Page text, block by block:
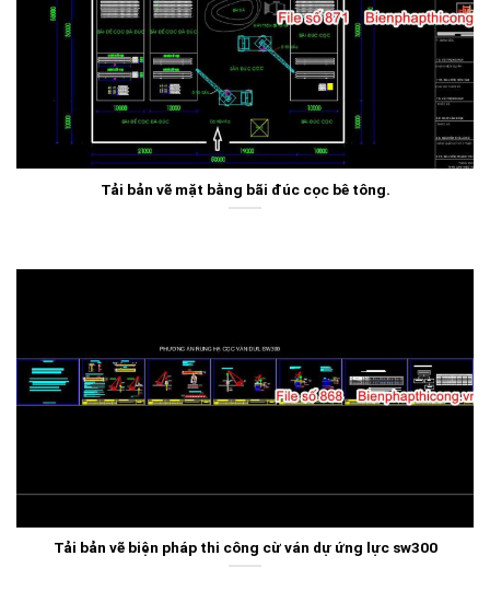
Tải bản vẽ mặt bằng bãi đúc cọc bê tông.
Tải bản vẽ biện pháp thi công cừ ván dự ứng lực sw300